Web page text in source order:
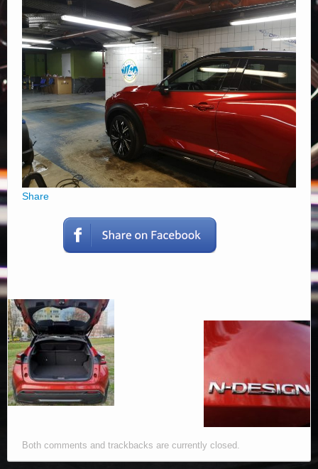
Elérhetőségek
Share
Both comments and trackbacks are currently closed.